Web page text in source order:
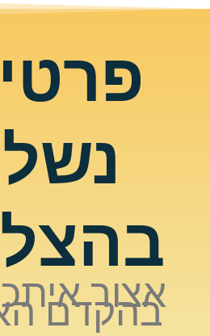
אצור
בהקדם